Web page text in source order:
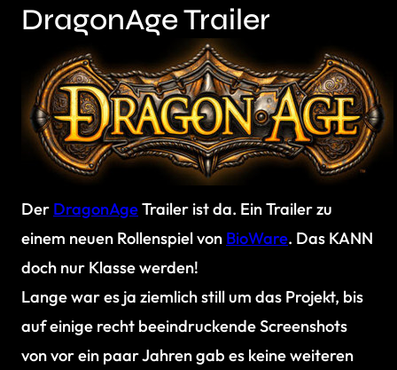
DragonAge Trailer
Der DragonAgeTrailer ist da. Ein Trailer zu
einem neuen Rollenspiel von BioWare. Das KANN
doch nur Klasse werden!
Lange war es ja ziemlich still um das Projekt, bis
auf einige recht beeindruckende Screenshots
von vor ein paar Jahren gab es keine weiteren